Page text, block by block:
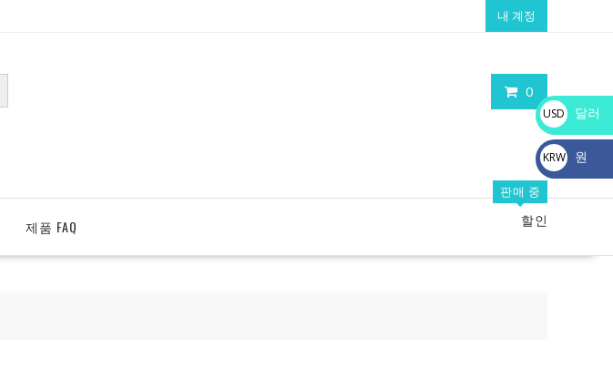
내 계정
0
제품 FAQ
판매 중
할인
USD
$
달러
KRW
₩
원